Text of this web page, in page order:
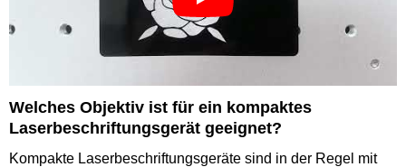
Welches Objektiv ist für ein kompaktes
Laserbeschriftungsgerät geeignet?
Kompakte Laserbeschriftungsgeräte sind in der Regel mit